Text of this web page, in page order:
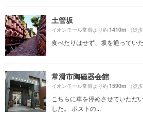
土管坂
イオンモール常滑より約1410m （徒
食べたりはせず、坂を通っていた
常滑市陶磁器会館
イオンモール常滑より約1590m （徒
こちらに車を停めさせていただ
した。 ポストの...